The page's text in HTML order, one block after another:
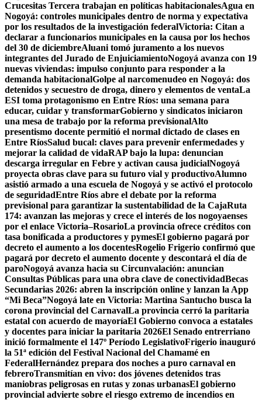
Crucesitas Tercera trabajan en políticas habitacionalesAgua en
Nogoyá: controles municipales dentro de norma y expectativa
por los resultados de la investigación federalVictoria: Citan a
declarar a funcionarios municipales en la causa por los hechos
del 30 de diciembreAluani tomó juramento a los nuevos
integrantes del Jurado de EnjuiciamientoNogoyá avanza con 19
nuevas viviendas: impulso conjunto para responder a la
demanda habitacionalGolpe al narcomenudeo en Nogoyá: dos
detenidos y secuestro de droga, dinero y elementos de ventaLa
ESI toma protagonismo en Entre Ríos: una semana para
educar, cuidar y transformarGobierno y sindicatos iniciaron
una mesa de trabajo por la reforma previsionalAlto
presentismo docente permitió el normal dictado de clases en
Entre RíosSalud bucal: claves para prevenir enfermedades y
mejorar la calidad de vidaRAP bajo la lupa: denuncian
descarga irregular en Febre y activan causa judicialNogoyá
proyecta obras clave para su futuro vial y productivoAlumno
asistió armado a una escuela de Nogoyá y se activó el protocolo
de seguridadEntre Ríos abre el debate por la reforma
previsional para garantizar la sustentabilidad de la CajaRuta
174: avanzan las mejoras y crece el interés de los nogoyaenses
por el enlace Victoria–RosarioLa provincia ofrece créditos con
tasa bonificada a productores y pymesEl gobierno pagará por
decreto el aumento a los docentesRogelio Frigerio confirmó que
pagará por decreto el aumento docente y descontará el día de
paroNogoyá avanza hacia su Circunvalación: anuncian
Consultas Públicas para una obra clave de conectividadBecas
Secundarias 2026: abren la inscripción online y lanzan la App
“Mi Beca”Nogoyá late en Victoria: Martina Santucho busca la
corona provincial del CarnavalLa provincia cerró la paritaria
estatal con acuerdo de mayoríaEl Gobierno convoca a estatales
y docentes para iniciar la paritaria 2026El Senado entrerriano
inició formalmente el 147º Período LegislativoFrigerio inauguró
la 51ª edición del Festival Nacional del Chamamé en
FederalHernández prepara dos noches a puro carnaval en
febreroTransmitían en vivo: dos jóvenes detenidos tras
maniobras peligrosas en rutas y zonas urbanasEl gobierno
provincial advierte sobre el riesgo extremo de incendios en